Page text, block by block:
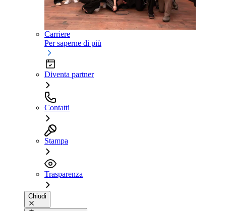
Carriere
Per saperne di più
Diventa partner
Contatti
Stampa
Trasparenza
Chiudi